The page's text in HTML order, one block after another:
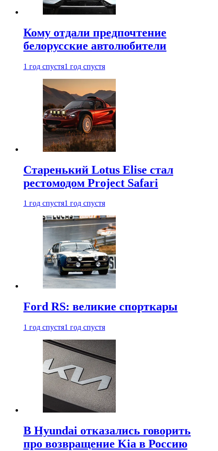
Кому отдали предпочтение
белорусские автолюбители
1 год спустя1 год спустя
Старенький Lotus Elise стал
рестомодом Project Safari
1 год спустя1 год спустя
Ford RS: великие спорткары
1 год спустя1 год спустя
В Hyundai отказались говорить
про возвращение Kia в Россию